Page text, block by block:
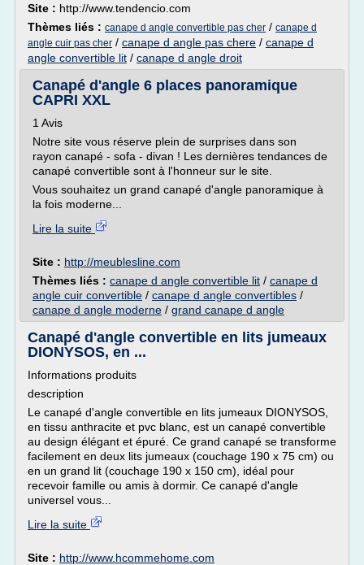
Site : http://www.tendencio.com
Thèmes liés : canape d angle convertible pas cher / canape d
angle cuir pas cher / canape d angle pas chere / canape d
angle convertible lit / canape d angle droit
Canapé d'angle 6 places panoramique
CAPRI XXL
1 Avis
Notre site vous réserve plein de surprises dans son
rayon canapé - sofa - divan ! Les dernières tendances de
canapé convertible sont à l'honneur sur le site.
Vous souhaitez un grand canapé d'angle panoramique à
la fois moderne...
Lire la suite
Site : http://meublesline.com
Thèmes liés : canape d angle convertible lit / canape d
angle cuir convertible / canape d angle convertibles /
canape d angle moderne / grand canape d angle
Canapé d'angle convertible en lits jumeaux
DIONYSOS, en ...
Informations produits
description
Le canapé d'angle convertible en lits jumeaux DIONYSOS,
en tissu anthracite et pvc blanc, est un canapé convertible
au design élégant et épuré. Ce grand canapé se transforme
facilement en deux lits jumeaux (couchage 190 x 75 cm) ou
en un grand lit (couchage 190 x 150 cm), idéal pour
recevoir famille ou amis à dormir. Ce canapé d'angle
universel vous...
Lire la suite
Site : http://www.hcommehome.com